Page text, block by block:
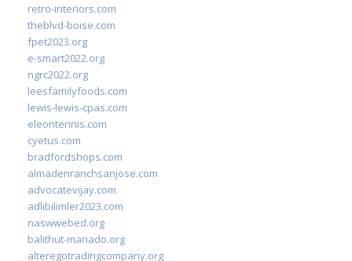
retro-interiors.com
theblvd-boise.com
fpet2023.org
e-smart2022.org
ngrc2022.org
leesfamilyfoods.com
lewis-lewis-cpas.com
eleontennis.com
cyetus.com
bradfordshops.com
almadenranchsanjose.com
advocatevijay.com
adlibilimler2023.com
naswwebed.org
balithut-manado.org
alteregotradingcompany.org